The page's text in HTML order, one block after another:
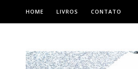
HOME LIVROS CONTATO